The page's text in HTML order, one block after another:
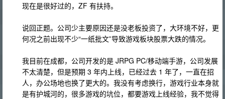
现在是很好过的，ZF 有扶持。
说回正题。公司少主要原因还是没老板投资了，大环境不好，更
何况之前出现不少“一纸批文”导致游戏板块股票大跌的情况。
我目前在成都，公司开发的是 JRPG PC/移动端手游，公司发展
不太清楚，但是预期 3 年内上线，已经过去 1 年了，一直在招
人，办公场地也换了更大的。我没有考虑换行，游戏行业本身就
是有护城河的，很多游戏的坑位，都要游戏上线经验，我不觉得